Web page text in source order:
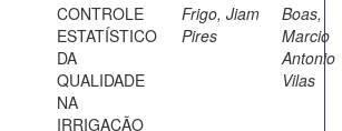
CONTROLE
ESTATÍSTICO
DA
QUALIDADE
NA
IRRIGAÇÃO
Frigo, Jiam
Pires
Boas,
Marcio
Antonio
Vilas